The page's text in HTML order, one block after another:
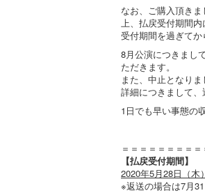
なお、ご購入頂き
上、払戻受付期間
受付期間を過ぎて
8月公演につきまし
ただきます。
また、中止となり
詳細につきまして
1日でも早い事態の
＝＝＝＝＝＝＝＝
【払戻受付期間】
2020年5月28日（木
※返送の場合は7月